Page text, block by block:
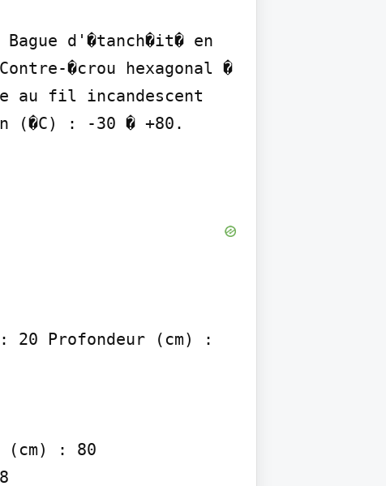
d'�tanch�it� en
�crou hexagonal �
au fil incandescent
(�C) : -30 � +80.
20 Profondeur (cm) :
(cm) : 80